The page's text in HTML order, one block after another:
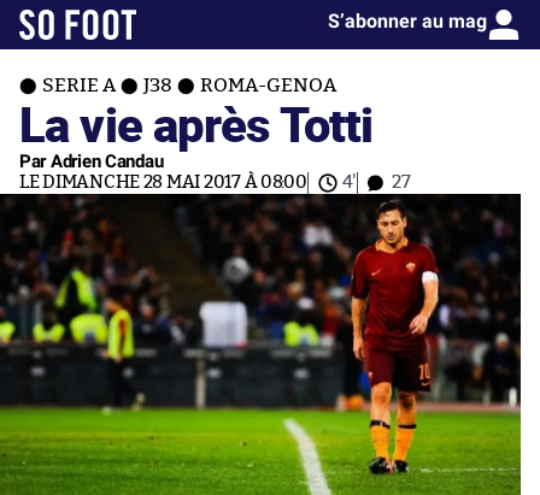
S’abonner au mag
SERIE A J38 ROMA-GENOA
La vie après Totti
Par Adrien Candau
LE DIMANCHE 28 MAI 2017 À 08:00 4' 27